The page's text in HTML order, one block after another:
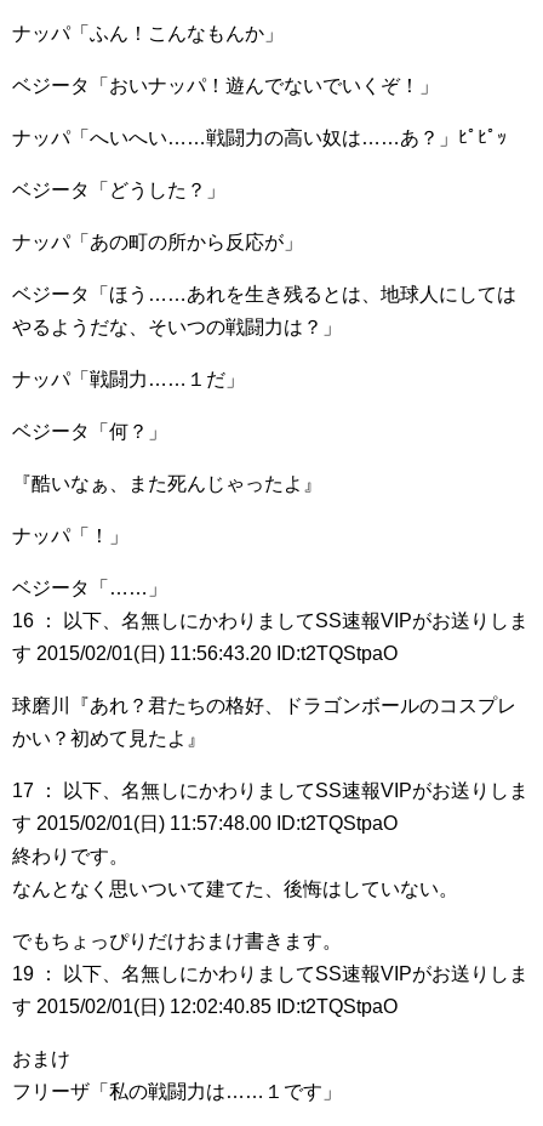
ナッパ「ふん！こんなもんか」
ベジータ「おいナッパ！遊んでないでいくぞ！」
ナッパ「へいへい……戦闘力の高い奴は……あ？」ﾋﾟﾋﾟｯ
ベジータ「どうした？」
ナッパ「あの町の所から反応が」
ベジータ「ほう……あれを生き残るとは、地球人にしては
やるようだな、そいつの戦闘力は？」
ナッパ「戦闘力……１だ」
ベジータ「何？」
『酷いなぁ、また死んじゃったよ』
ナッパ「！」
ベジータ「……」
16 ： 以下、名無しにかわりましてSS速報VIPがお送りしま
す 2015/02/01(日) 11:56:43.20 ID:t2TQStpaO
球磨川『あれ？君たちの格好、ドラゴンボールのコスプレ
かい？初めて見たよ』
17 ： 以下、名無しにかわりましてSS速報VIPがお送りしま
す 2015/02/01(日) 11:57:48.00 ID:t2TQStpaO
終わりです。
なんとなく思いついて建てた、後悔はしていない。
でもちょっぴりだけおまけ書きます。
19 ： 以下、名無しにかわりましてSS速報VIPがお送りしま
す 2015/02/01(日) 12:02:40.85 ID:t2TQStpaO
おまけ
フリーザ「私の戦闘力は……１です」